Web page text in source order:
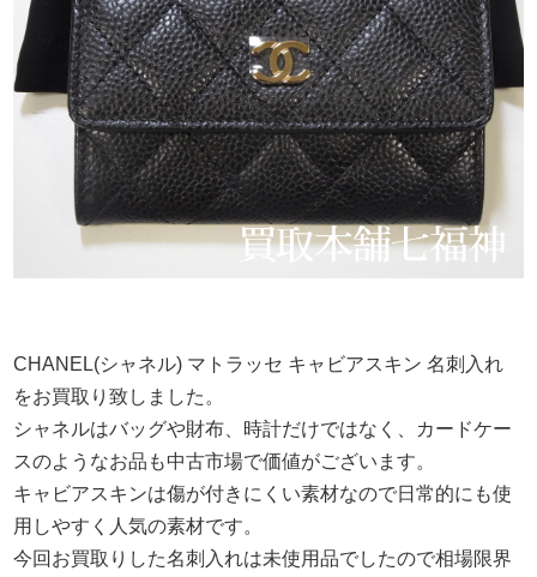
CHANEL(シャネル) マトラッセ キャビアスキン 名刺入れ
をお買取り致しました。
シャネルはバッグや財布、時計だけではなく、カードケー
スのようなお品も中古市場で価値がございます。
キャビアスキンは傷が付きにくい素材なので日常的にも使
用しやすく人気の素材です。
今回お買取りした名刺入れは未使用品でしたので相場限界